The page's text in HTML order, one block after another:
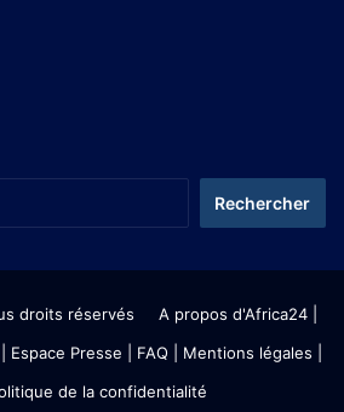
droits réservés A propos d'Africa24|
Espace Presse | FAQ | Mentions légales
de la confidentialité